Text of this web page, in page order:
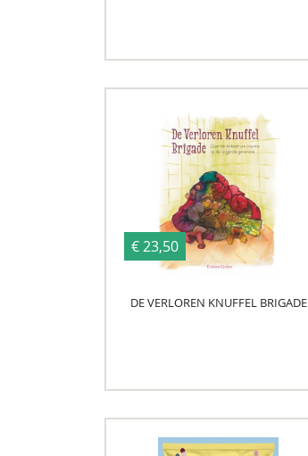
€ 23,50
DE VERLOREN KNUFFEL BRIGADE